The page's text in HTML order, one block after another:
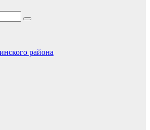
района